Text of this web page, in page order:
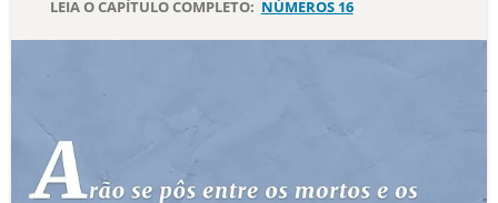
10 MANDAMENTOS
ESTUDOS BÍBLICOS
LEIA O CAPÍTULO COMPLETO: NÚMEROS 16